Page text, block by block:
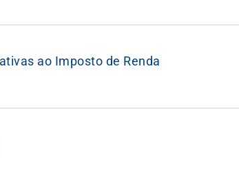
ao Imposto de Renda